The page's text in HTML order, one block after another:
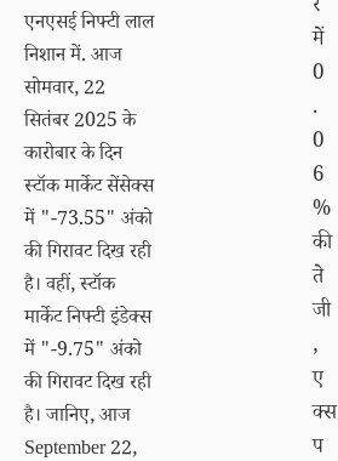
एनएसई निफ्टी लाल
निशान में. आज
सोमवार, 22
सितंबर 2025 के
कारोबार के दिन
स्टॉक मार्केट सेंसेक्स
में "-73.55" अंको
की गिरावट दिख रही
है। वहीं, स्टॉक
मार्केट निफ्टी इंडेक्स
में "-9.75" अंको
की गिरावट दिख रही
है। जानिए, आज
September 22,
र
में
0
.
0
6
%
की
ते
जी
,
ए
क्स
प